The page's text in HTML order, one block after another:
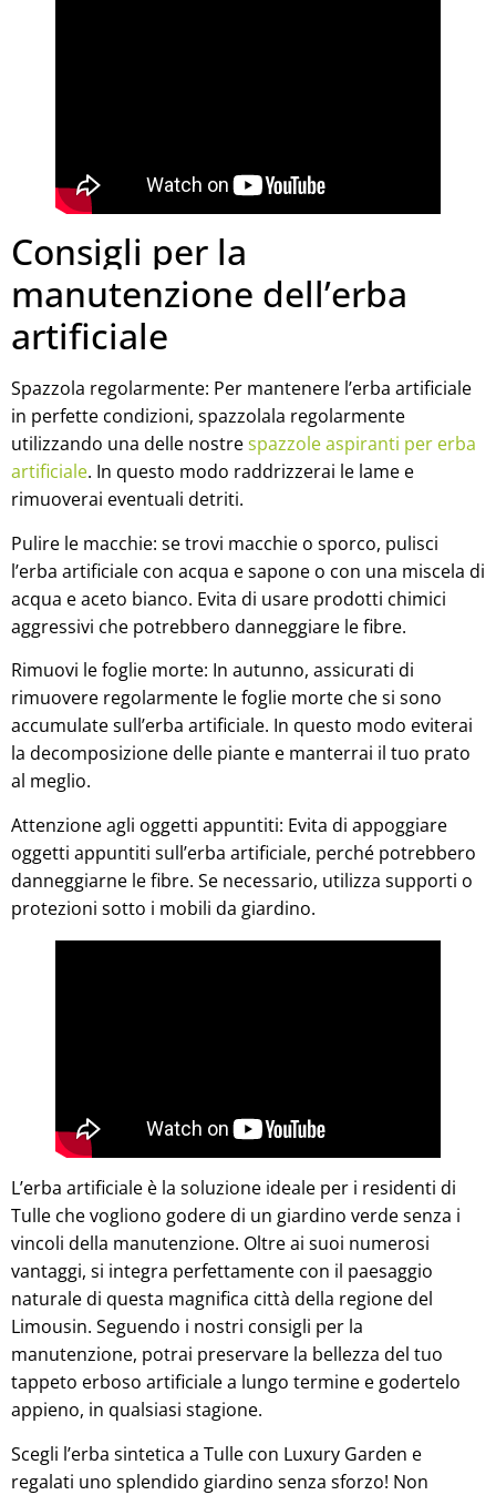
Consigli per la
manutenzione dell’erba
artificiale
Spazzola regolarmente: Per mantenere l’erba artificiale
in perfette condizioni, spazzolala regolarmente
utilizzando una delle nostrespazzole aspiranti per erba
artificiale. In questo modo raddrizzerai le lame e
rimuoverai eventuali detriti.
Pulire le macchie: se trovi macchie o sporco, pulisci
l’erba artificiale con acqua e sapone o con una miscela di
acqua e aceto bianco. Evita di usare prodotti chimici
aggressivi che potrebbero danneggiare le fibre.
Rimuovi le foglie morte: In autunno, assicurati di
rimuovere regolarmente le foglie morte che si sono
accumulate sull’erba artificiale. In questo modo eviterai
la decomposizione delle piante e manterrai il tuo prato
al meglio.
Attenzione agli oggetti appuntiti: Evita di appoggiare
oggetti appuntiti sull’erba artificiale, perché potrebbero
danneggiarne le fibre. Se necessario, utilizza supporti o
protezioni sotto i mobili da giardino.
L’erba artificiale è la soluzione ideale per i residenti di
Tulle che vogliono godere di un giardino verde senza i
vincoli della manutenzione. Oltre ai suoi numerosi
vantaggi, si integra perfettamente con il paesaggio
naturale di questa magnifica città della regione del
Limousin. Seguendo i nostri consigli per la
manutenzione, potrai preservare la bellezza del tuo
tappeto erboso artificiale a lungo termine e godertelo
appieno, in qualsiasi stagione.
Scegli l’erba sintetica a Tulle con Luxury Garden e
regalati uno splendido giardino senza sforzo! Non